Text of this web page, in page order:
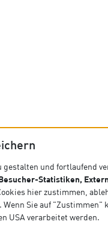
gestalten und fortlaufend
Statistiken,
hier zustimmen,
Sie auf "Zustimmen"
USA verarbeitet werden.